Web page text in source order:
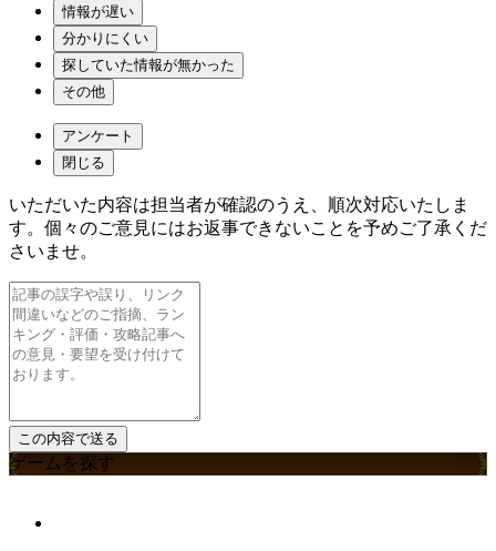
情報が遅い
分かりにくい
探していた情報が無かった
その他
アンケート
閉じる
いただいた内容は担当者が確認のうえ、順次対応いたしま
す。個々のご意見にはお返事できないことを予めご了承くだ
さいませ。
ゲームを探す